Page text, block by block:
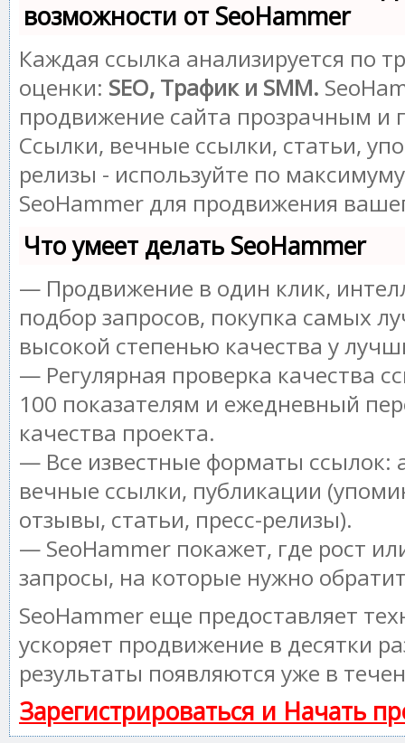
возможности от SeoHammer
Каждая ссылка анализируется по
оценки: SEO, Трафик и SMM.
продвижение сайта прозрачным и
Ссылки, вечные ссылки, статьи,
релизы - используйте по
SeoHammer для продвижения
Что умеет делать SeoHammer
— Продвижение в один клик,
подбор запросов, покупка самых
высокой степенью качества у
— Регулярная проверка качества
100 показателям и ежедневный
качества проекта.
— Все известные форматы ссылок:
вечные ссылки, публикации
отзывы, статьи, пресс-релизы).
— SeoHammer покажет, где рост
запросы, на которые нужно
SeoHammer еще предоставляет
ускоряет продвижение в десятки
результаты появляются уже в
Зарегистрироваться и Начать